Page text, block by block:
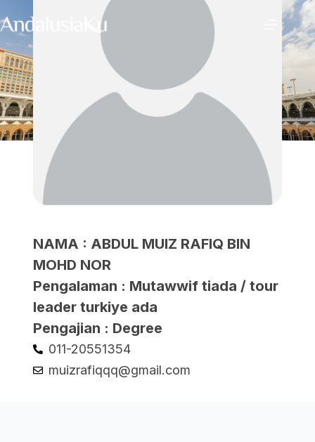
NAMA : ABDUL MUIZ RAFIQ BIN
MOHD NOR
Pengalaman : Mutawwif tiada / tour
leader turkiye ada
Pengajian : Degree
011-20551354
muizrafiqqq@gmail.com